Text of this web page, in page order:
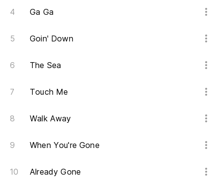
Ga Ga
Goin' Down
The Sea
Touch Me
Walk Away
When You're Gone
Already Gone